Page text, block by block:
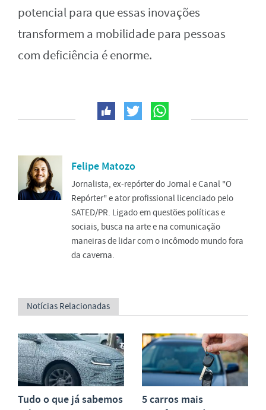
potencial para que essas inovações
transformem a mobilidade para pessoas
com deficiência é enorme.
Felipe Matozo
Jornalista, ex-repórter do Jornal e Canal "O
Repórter" e ator profissional licenciado pelo
SATED/PR. Ligado em questões políticas e
sociais, busca na arte e na comunicação
maneiras de lidar com o incômodo mundo fora
da caverna.
Notícias Relacionadas
Tudo o que já sabemos
5 carros mais